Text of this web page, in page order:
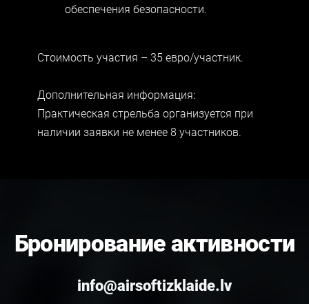
обеспечения безопасности.
Стоимость участия – 35 евро/участник.
Дополнительная информация:
Практическая стрельба организуется при
наличии заявки не менее 8 участников.
Бронирование активности
info@airsoftizklaide.lv